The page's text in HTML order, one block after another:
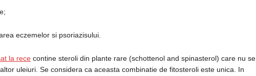
eczemelor si psoriazisului.
la rececontine steroli din plante rare (schottenol and spinasterol) care nu se
uleiuri. Se considera ca aceasta combinatie de fitosteroli este unica. In